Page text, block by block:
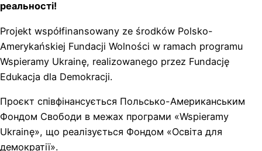
реальності!
Projekt współfinansowany ze środków Polsko-
Amerykańskiej Fundacji Wolności w ramach programu
Wspieramy Ukrainę, realizowanego przez Fundację
Edukacja dla Demokracji.
Проєкт співфінансується Польсько-Американським
Фондом Свободи в межах програми «Wspieramy
Ukrainę», що реалізується Фондом «Освіта для
демократії».